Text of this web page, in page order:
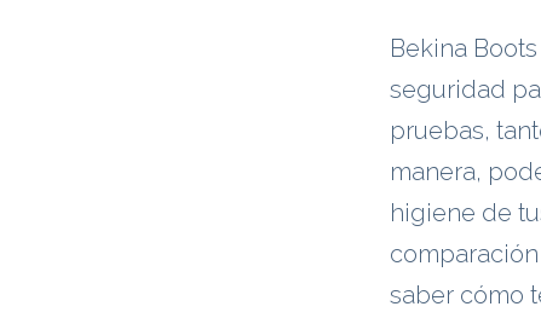
Bekina
seguridad
pruebas,
manera,
higiene de
saber cómo